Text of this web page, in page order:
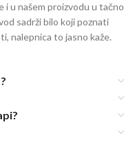
i u našem proizvodu u tačno
sadrži bilo koji poznati
nalepnica to jasno kaže.